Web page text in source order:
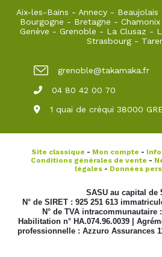
Aix-les-Bains - Annecy - Beaujolais
Bourgogne - Bretagne - Chamonix
Genève - Grenoble - La Clusaz -
Strasbourg-
grenoble@takamaka.fr
04 80 42 00 70
1 quai de créqui 38000
Site classique - Mon compte -
Conditions générales de vente -
légales - Données
SASU au capital de
N° de SIRET : 925 251 613
N° de TVA intracommunautaire
Habilitation n° HA.074.96.0039 |
professionnelle : Azzuro Assurances